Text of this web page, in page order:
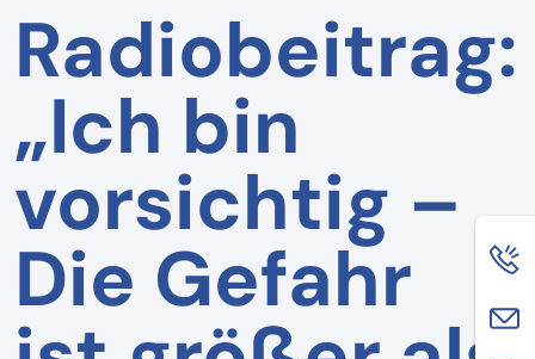
Radiobeitrag:
„Ich bin
vorsichtig –
Die Gefahr